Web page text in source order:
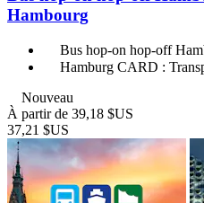
Hambourg
Bus hop-on hop-off
Hamburg CARD :
Nouveau
À partir de 39,18 $US
37,21 $US